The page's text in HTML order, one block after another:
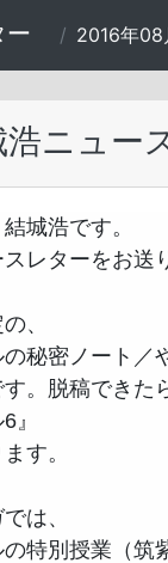
ー / 2016年08
ニュー
城浩です。
レターをお送
、
の秘密ノート／
。脱稿できた
』
す。
は、
の特別授業（筑